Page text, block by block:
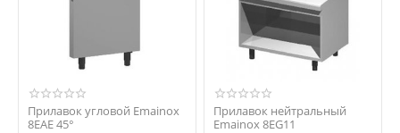
Прилавок угловой Emainox
8EAE 45°
Прилавок нейтральный
Emainox 8EG11